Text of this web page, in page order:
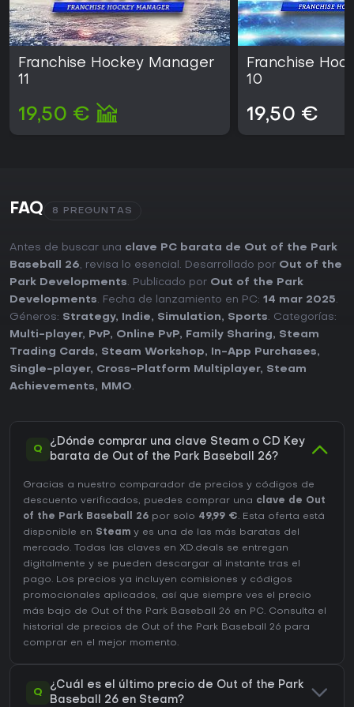
Franchise Hockey Manager
11
19,50 €
Franchise
10
19,50 €
FAQ 8 PREGUNTAS
Antes de buscar una clave PC barata de Out of the Park
Baseball 26, revisa lo esencial. Desarrollado por Out of the
Park Developments. Publicado por Out of the Park
Developments. Fecha de lanzamiento en PC: 14 mar 2025.
Géneros: Strategy, Indie, Simulation, Sports. Categorías:
Multi-player, PvP, Online PvP, Family Sharing, Steam
Trading Cards, Steam Workshop, In-App Purchases,
Single-player, Cross-Platform Multiplayer, Steam
Achievements, MMO.
Q
¿Dónde comprar una clave Steam o CD Key
barata de Out of the Park Baseball 26?
Gracias a nuestro comparador de precios y códigos de
descuento verificados, puedes comprar una clave de Out
of the Park Baseball 26 por solo 49,99 €. Esta oferta está
disponible en Steam y es una de las más baratas del
mercado. Todas las claves en XD.deals se entregan
digitalmente y se pueden descargar al instante tras el
pago. Los precios ya incluyen comisiones y códigos
promocionales aplicados, así que siempre ves el precio
más bajo de Out of the Park Baseball 26 en PC. Consulta el
historial de precios de Out of the Park Baseball 26 para
comprar en el mejor momento.
Q
¿Cuál es el último precio de Out of the Park
Baseball 26 en Steam?